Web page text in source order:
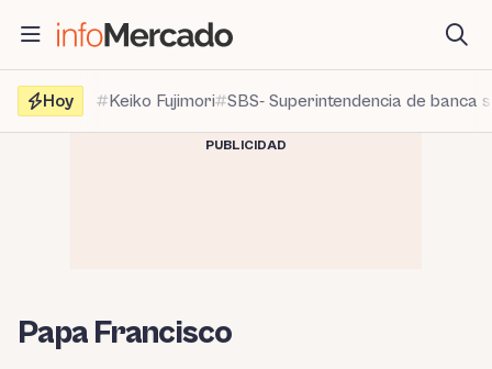
contenido
Hoy
Keiko Fujimori SBS- Superintendencia de banca
PUBLICIDAD
Papa Francisco